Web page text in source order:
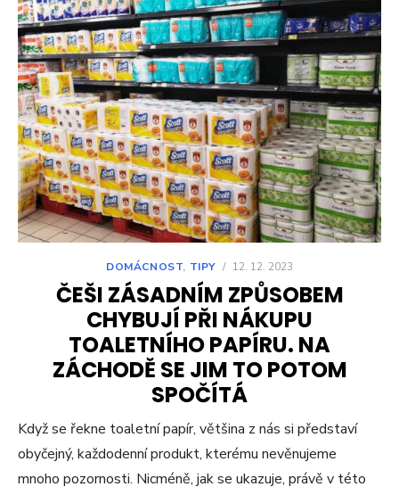
DOMÁCNOST, TIPY / 12. 12. 2023
ČEŠI ZÁSADNÍM ZPŮSOBEM
CHYBUJÍ PŘI NÁKUPU
TOALETNÍHO PAPÍRU. NA
ZÁCHODĚ SE JIM TO POTOM
SPOČÍTÁ
Když se řekne toaletní papír, většina z nás si představí
obyčejný, každodenní produkt, kterému nevěnujeme
mnoho pozornosti. Nicméně, jak se ukazuje, právě v této